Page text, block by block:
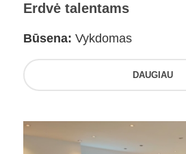
Erdvė talentams
Būsena: Vykdomas
DAUGIAU